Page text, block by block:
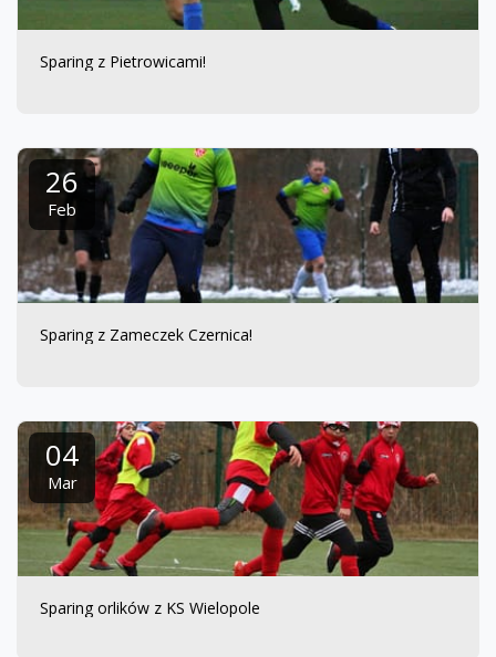
Sparing z Pietrowicami!
26
Feb
Sparing z Zameczek Czernica!
04
Mar
Sparing orlików z KS Wielopole